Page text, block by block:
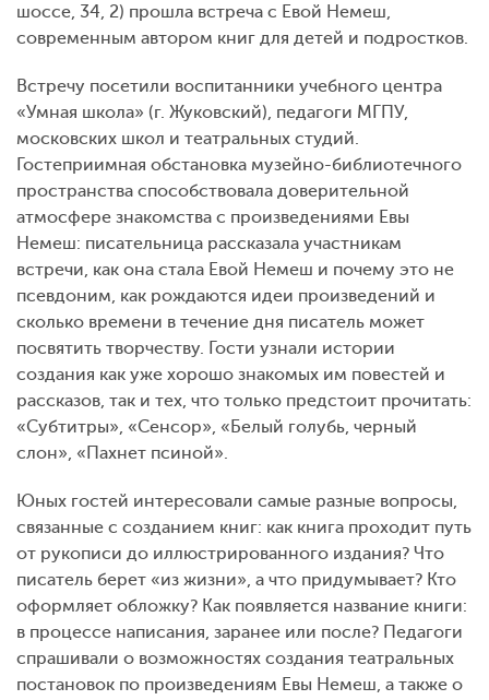
шоссе, 34, 2) прошла встреча с Евой Немеш,
современным автором книг для детей и подростков.
Встречу посетили воспитанники учебного центра
«Умная школа» (г. Жуковский), педагоги МГПУ,
московских школ и театральных студий.
Гостеприимная обстановка музейно-библиотечного
пространства способствовала доверительной
атмосфере знакомства с произведениями Евы
Немеш: писательница рассказала участникам
встречи, как она стала Евой Немеш и почему это не
псевдоним, как рождаются идеи произведений и
сколько времени в течение дня писатель может
посвятить творчеству. Гости узнали истории
создания как уже хорошо знакомых им повестей и
рассказов, так и тех, что только предстоит прочитать:
«Субтитры», «Сенсор», «Белый голубь, черный
слон», «Пахнет псиной».
Юных гостей интересовали самые разные вопросы,
связанные с созданием книг: как книга проходит путь
от рукописи до иллюстрированного издания? Что
писатель берет «из жизни», а что придумывает? Кто
оформляет обложку? Как появляется название книги:
в процессе написания, заранее или после? Педагоги
спрашивали о возможностях создания театральных
постановок по произведениям Евы Немеш, а также о